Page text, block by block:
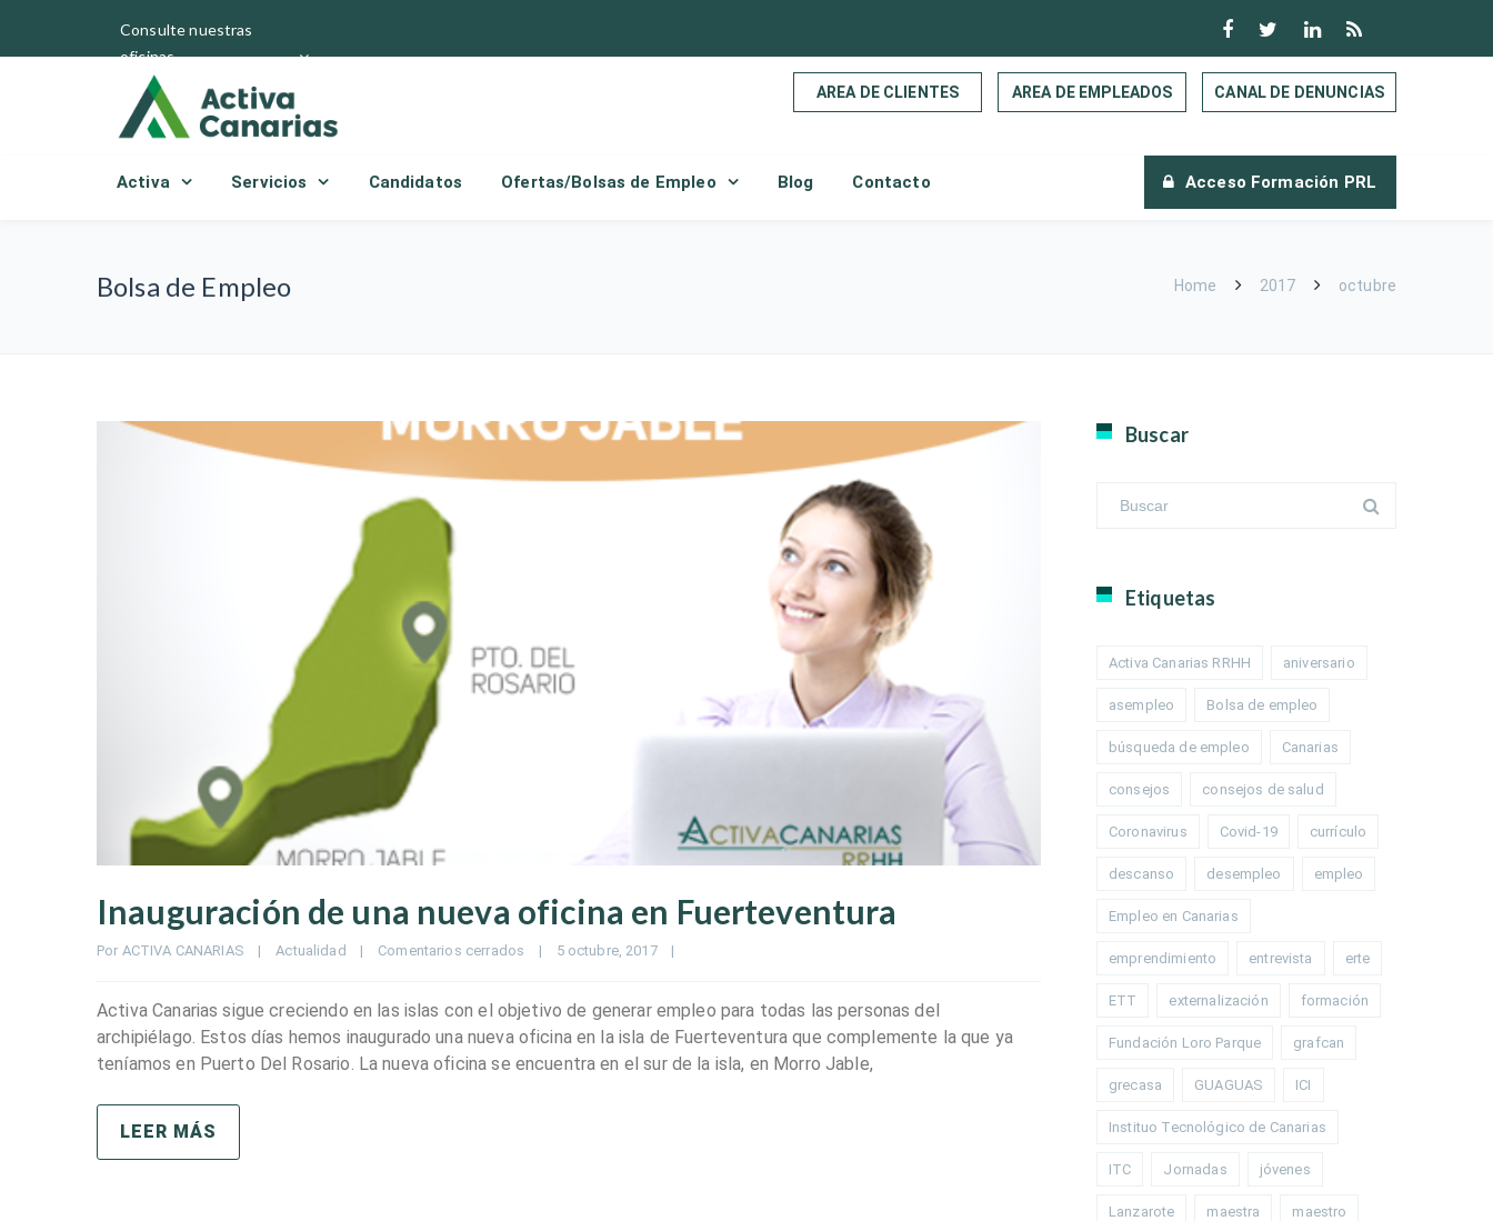
Consulte nuestras
oficinas
AREA DE CLIENTES AREA DE EMPLEADOS CANAL DE DENUNCIAS
Activa Servicios Candidatos Ofertas/Bolsas de Empleo Blog Contacto Acceso Formación PRL
Bolsa de Empleo Home 2017 octubre
Inauguración de una nueva oficina en Fuerteventura
Por ACTIVA CANARIAS | Actualidad | Comentarios cerrados | 5 octubre, 2017 |
Activa Canarias sigue creciendo en las islas con el objetivo de generar empleo para todas las personas del
archipiélago. Estos días hemos inaugurado una nueva oficina en la isla de Fuerteventura que complemente la que ya
teníamos en Puerto Del Rosario. La nueva oficina se encuentra en el sur de la isla, en Morro Jable,
LEER MÁS
Buscar
Etiquetas
Activa Canarias RRHH aniversario
asempleo Bolsa de empleo
búsqueda de empleo Canarias
consejos consejos de salud
Coronavirus Covid-19 currículo
descanso desempleo empleo
Empleo en Canarias
emprendimiento entrevista erte
ETT externalización formación
Fundación Loro Parque grafcan
grecasa GUAGUAS ICI
Instituo Tecnológico de Canarias
ITC Jornadas jóvenes
Lanzarote maestra maestro